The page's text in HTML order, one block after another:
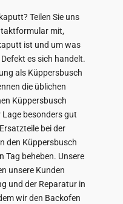
Teilen Sie uns
mit,
ist und um was
es sich handelt.
als Küppersbusch
die üblichen
Küppersbusch
besonders gut
bei der
den Küppersbusch
Tag beheben. Unsere
unsere Kunden
und der Reparatur in
wir den Backofen